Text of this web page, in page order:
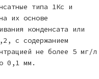
типа 1Кс и
их основе
конденсата или
с содержанием
не более 5 мг/л
0,1 мм.